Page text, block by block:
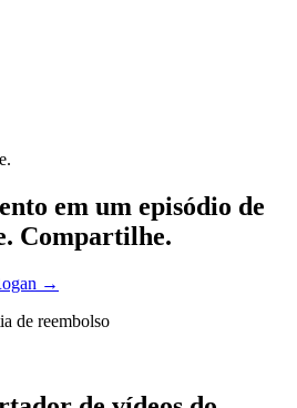
em um episódio de
Compartilhe.
→
de reembolso